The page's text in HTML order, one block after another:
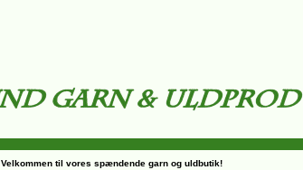
Velkommen til vores spændende garn og uldbutik!